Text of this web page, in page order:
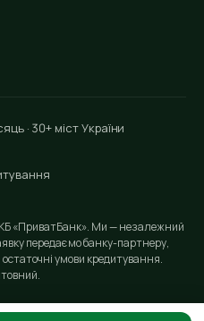
· 30+ міст України
«ПриватБанк». Ми — незалежний
передаємо банку-партнеру,
умови кредитування.